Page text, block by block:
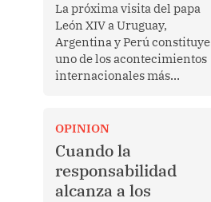
La próxima visita del papa
León XIV a Uruguay,
Argentina y Perú constituye
uno de los acontecimientos
internacionales más
Más allá de su dimensión
religiosa, esta gira
representa una oportunidad
para reafirmar el valor del
diálogo, fortalecer los
OPINION
Cuando la
responsabilidad
alcanza a los